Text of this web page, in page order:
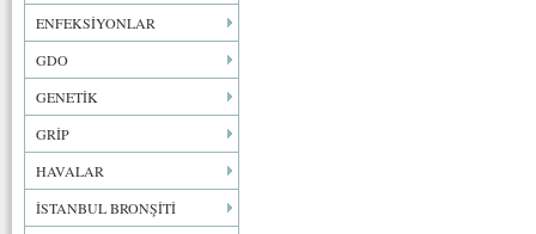
ENFEKSİYONLAR
GDO
GENETİK
GRİP
HAVALAR
İSTANBUL BRONŞİTİ